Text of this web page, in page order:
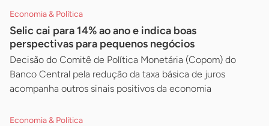
Economia & Política
Selic cai para 14% ao ano e indica boas
perspectivas para pequenos negócios
Decisão do Comitê de Política Monetária (Copom) do
Banco Central pela redução da taxa básica de juros
acompanha outros sinais positivos da economia
Economia & Política